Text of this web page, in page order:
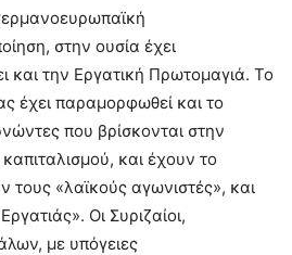
στην ουσία έχει
και την Εργατική Πρωτομαγιά. Το
έχει παραμορφωθεί και το
που βρίσκονται στην
και έχουν το
τους «λαϊκούς αγωνιστές», και
Οι Συριζαίοι,
µε υπόγειες